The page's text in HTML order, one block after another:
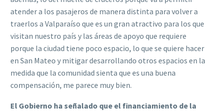
atender a los pasajeros de manera distinta para volver a
traerlos a Valparaíso que es un gran atractivo para los que
visitan nuestro país y las áreas de apoyo que requiere
porque la ciudad tiene poco espacio, lo que se quiere hacer
en San Mateo y mitigar desarrollando otros espacios en la
medida que la comunidad sienta que es una buena
compensación, me parece muy bien.
El Gobierno ha señalado que el financiamiento de la